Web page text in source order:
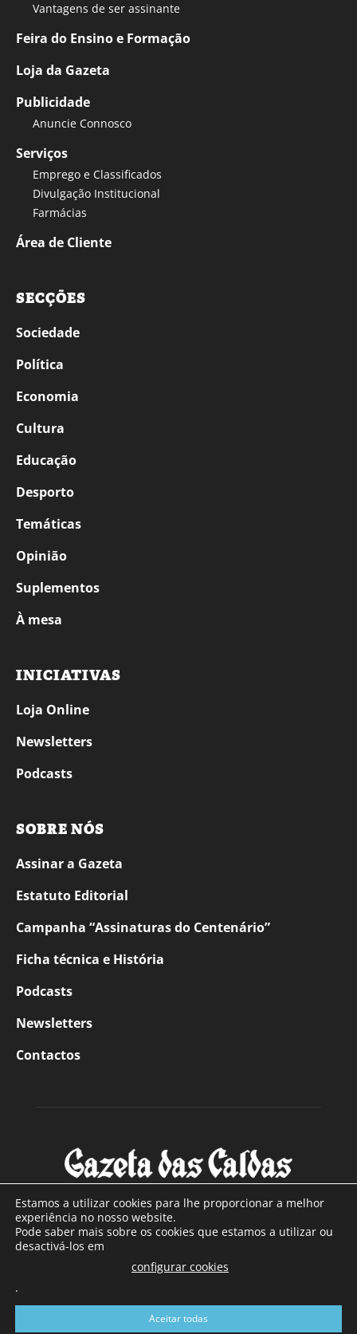
Vantagens de ser assinante
Feira do Ensino e Formação
Loja da Gazeta
Publicidade
Anuncie Connosco
Serviços
Emprego e Classificados
Divulgação Institucional
Farmácias
Área de Cliente
SECÇÕES
Sociedade
Política
Economia
Cultura
Educação
Desporto
Temáticas
Opinião
Suplementos
À mesa
INICIATIVAS
Loja Online
Newsletters
Podcasts
SOBRE NÓS
Assinar a Gazeta
Estatuto Editorial
Campanha “Assinaturas do Centenário”
Ficha técnica e História
Podcasts
Newsletters
Contactos
SOBRE NÓS
Com sede nas Caldas da Rainha e mais de 90 anos de
a sul de distrito de Leiria, com mais de 40.000 leitores por
toda a região Oeste. Jornal com distribuição em Portugal
Estamos a utilizar cookies para lhe proporcionar a melhor
experiência no nosso website.
Pode saber mais sobre os cookies que estamos a utilizar ou
desactivá-los em
configurar cookies
.
Aceitar todas